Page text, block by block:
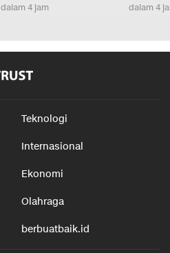
dalam 4 jam dalam 4
Teknologi
Internasional
Ekonomi
Olahraga
berbuatbaik.id